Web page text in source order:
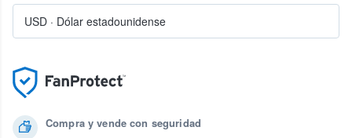
Compra y vende con seguridad
USD · Dólar estadounidense